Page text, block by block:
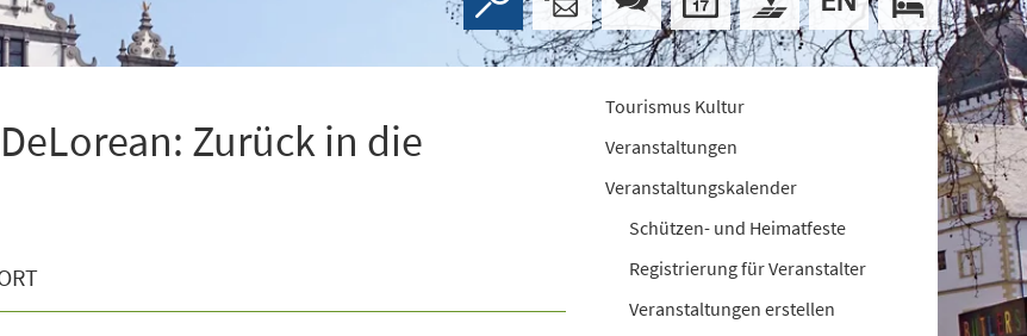
Zurück in die
Tourismus Kultur
Veranstaltungen
Veranstaltungskalender
Schützen- und Heimatfeste
Registrierung für Veranstalter
Veranstaltungen erstellen